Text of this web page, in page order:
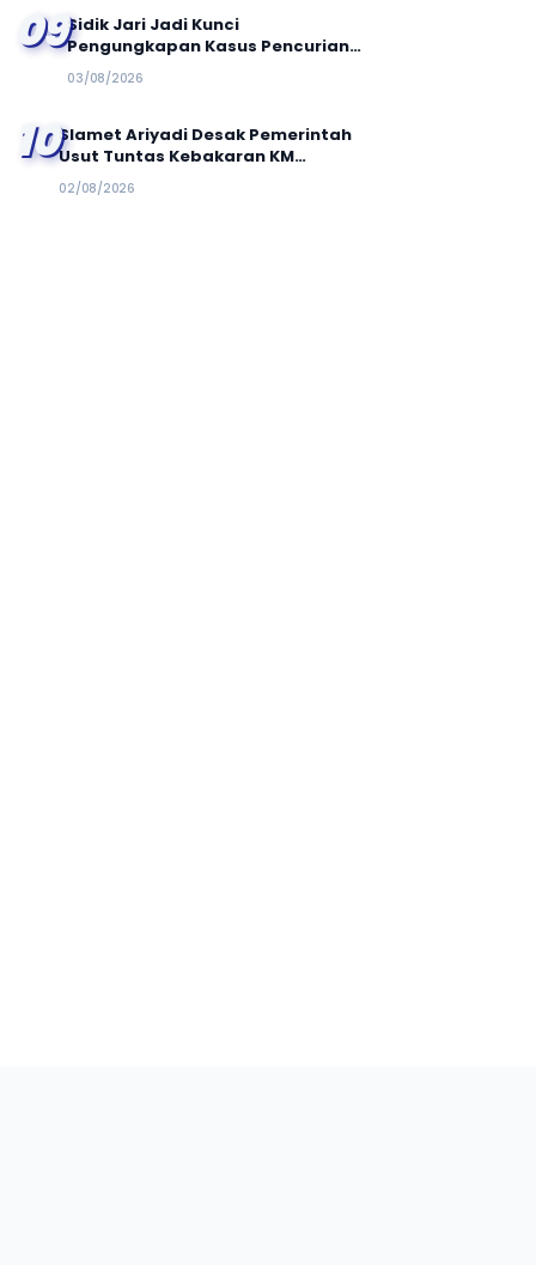
09Sidik Jari Jadi Kunci
Pengungkapan Kasus Pencurian
SDN Banyubulu 3
03/08/2026
10Slamet Ariyadi Desak Pemerintah
Usut Tuntas Kebakaran KM
Mutiara Sentosa II, Minta Evaluasi
Total Keselamatan Pelayaran
02/08/2026